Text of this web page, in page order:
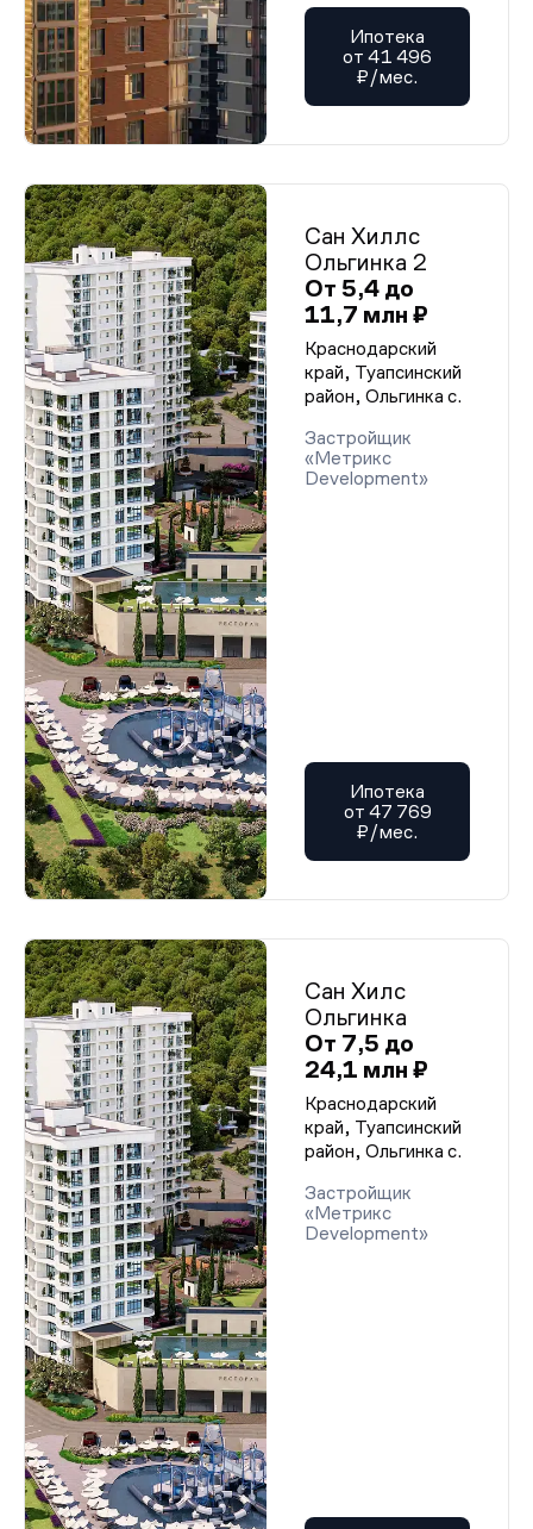
Ипотека
от 41 496
₽/мес.
Сан Хиллс
Ольгинка 2
От 5,4 до
11,7 млн ₽
Краснодарский
край, Туапсинский
район, Ольгинка с.
Застройщик
«Метрикс
Develoрment»
Ипотека
от 47 769
₽/мес.
Сан Хилс
Ольгинка
От 7,5 до
24,1 млн ₽
Краснодарский
край, Туапсинский
район, Ольгинка с.
Застройщик
«Метрикс
Develoрment»